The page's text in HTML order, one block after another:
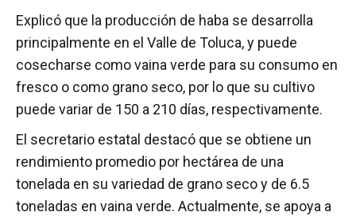
Explicó que la producción de haba se desarrolla
principalmente en el Valle de Toluca, y puede
cosecharse como vaina verde para su consumo en
fresco o como grano seco, por lo que su cultivo
puede variar de 150 a 210 días, respectivamente.
El secretario estatal destacó que se obtiene un
rendimiento promedio por hectárea de una
tonelada en su variedad de grano seco y de 6.5
toneladas en vaina verde. Actualmente, se apoya a